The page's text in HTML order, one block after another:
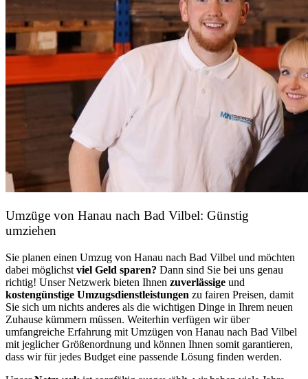
Umzüge von Hanau nach Bad Vilbel: Günstig
umziehen
Sie planen einen Umzug von Hanau nach Bad Vilbel und möchten
dabei möglichst viel Geld sparen? Dann sind Sie bei uns genau
richtig! Unser Netzwerk bieten Ihnen zuverlässige und
kostengünstige Umzugsdienstleistungen zu fairen Preisen, damit
Sie sich um nichts anderes als die wichtigen Dinge in Ihrem neuen
Zuhause kümmern müssen. Weiterhin verfügen wir über
umfangreiche Erfahrung mit Umzügen von Hanau nach Bad Vilbel
mit jeglicher Größenordnung und können Ihnen somit garantieren,
dass wir für jedes Budget eine passende Lösung finden werden.